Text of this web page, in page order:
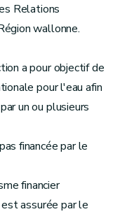
Relations
wallonne.
a pour objectif de
pour l'eau afin
un ou plusieurs
financée par le
financier
assurée par le